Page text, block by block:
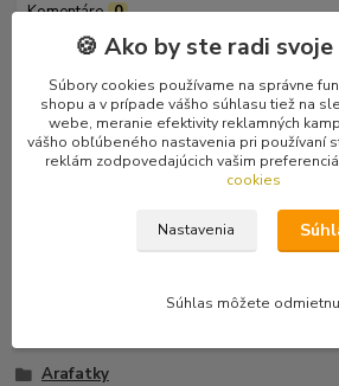
Komentáre 0
Kompletné špecifikácie
Hnedo-čierna arabská šatkaznáma ako
uvedeným na obrázku. Jedná sa o
100% bavlny. Rozmery šatky sú 90 x 95 cm.
Tovar zaradený v kategóriách
Arafatky
🍪 Ako by ste radi svoje
Súbory cookies používame na správne
shopu a v prípade vášho súhlasu tiež na
webe, meranie efektivity reklamných
vášho obľúbeného nastavenia pri používaní
reklám zodpovedajúcich vašim
cookies
Nastavenia
Súhlas môžete